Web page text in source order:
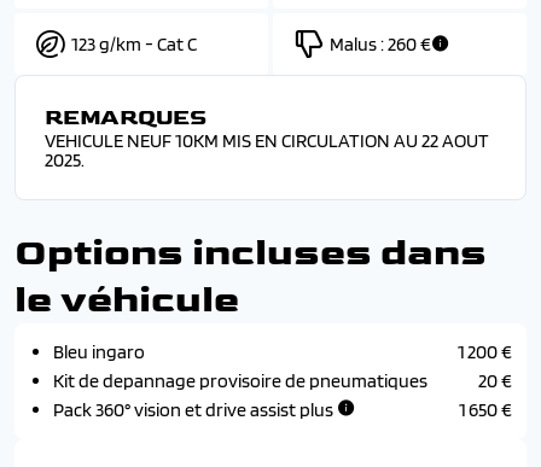
123 g/km - Cat C Malus :260 €
REMARQUES
VEHICULE NEUF 10KM MIS EN CIRCULATION AU 22 AOUT
2025.
Options incluses dans
le véhicule
Bleu ingaro
1 200 €
Kit de depannage provisoire de pneumatiques
20 €
Pack 360° vision et drive assist plus
1 650 €